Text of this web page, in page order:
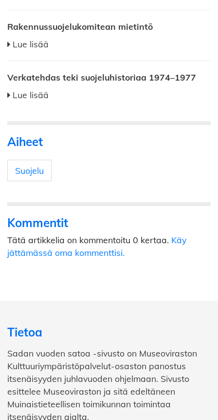
Rakennussuojelukomitean mietintö
Lue lisää
Verkatehdas teki suojeluhistoriaa 1974–1977
Lue lisää
Aiheet
Suojelu
Kommentit
Tätä artikkelia on kommentoitu 0 kertaa. Käy
jättämässä oma kommenttisi.
Tietoa
Sadan vuoden satoa -sivusto on Museoviraston
Kulttuuriympäristöpalvelut-osaston panostus
itsenäisyyden juhlavuoden ohjelmaan. Sivusto
esittelee Museoviraston ja sitä edeltäneen
Muinaistieteellisen toimikunnan toimintaa
itsenäisyyden ajalta.